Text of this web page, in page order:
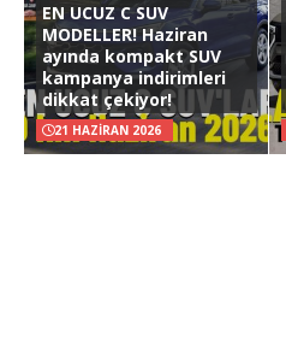
EN UCUZ C SUV
MODELLER! Haziran
ayında kompakt SUV
kampanya indirimleri
dikkat çekiyor!
21 HAZIRAN 2026